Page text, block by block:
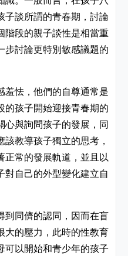
子談所謂的青春期，討論
階段的親子談性是相當重
步討論更特別敏感議題的
羞怯，他們的自尊通常是
的孩子開始迎接青春期的
心與詢問孩子的發展，同
教導孩子獨立的思考，
正常的發展軌道，並且以
對自己的外型變化建立自
到同儕的認同，因而在盲
大的壓力，此時的性教育
可以開始和青少年的孩子